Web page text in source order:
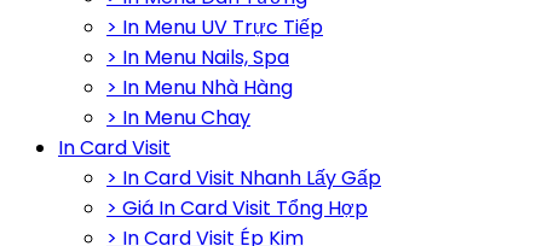
> In Menu UV Trực Tiếp
> In Menu Nails, Spa
> In Menu Nhà Hàng
> In Menu Chay
In Card Visit
> In Card Visit Nhanh Lấy Gấp
> Giá In Card Visit Tổng Hợp
> In Card Visit Ép Kim